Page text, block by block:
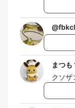
@
まつも
クソザ